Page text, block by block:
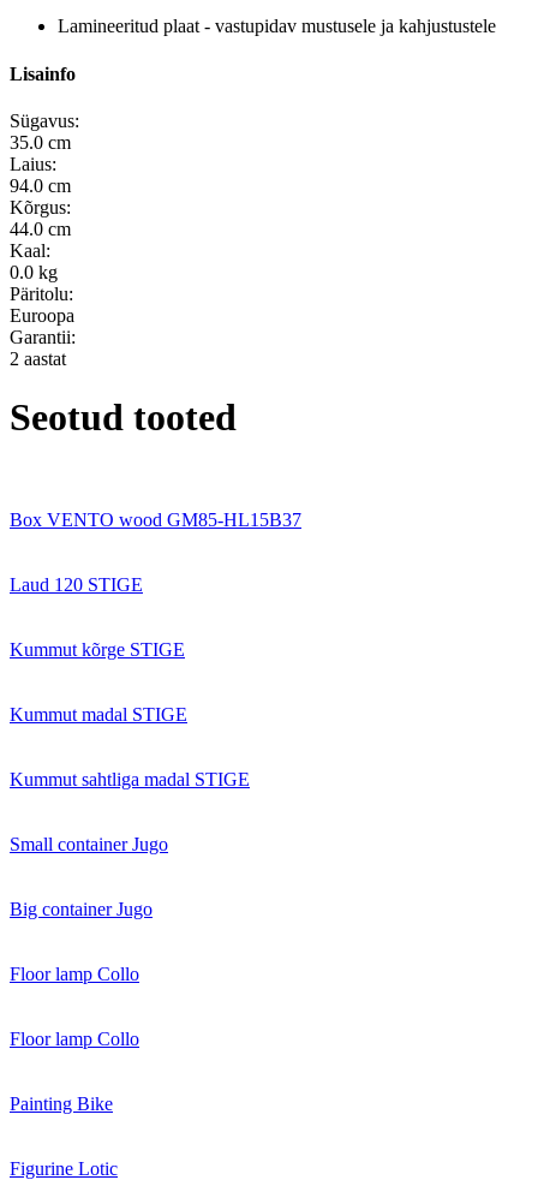
Lamineeritud plaat - vastupidav mustusele ja kahjustustele
Lisainfo
Sügavus:
35.0 cm
Laius:
94.0 cm
Kõrgus:
44.0 cm
Kaal:
0.0 kg
Päritolu:
Euroopa
Garantii:
2 aastat
Seotud tooted
Box VENTO wood GM85-HL15B37
Laud 120 STIGE
Kummut kõrge STIGE
Kummut madal STIGE
Kummut sahtliga madal STIGE
Small container Jugo
Big container Jugo
Floor lamp Collo
Floor lamp Collo
Painting Bike
Figurine Lotic